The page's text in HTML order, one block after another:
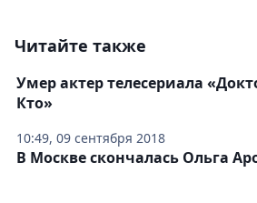
Читайте также
10:49, 09 сентября 2018
Умер актер телесериала
Кто»
В Москве скончалась Ольга